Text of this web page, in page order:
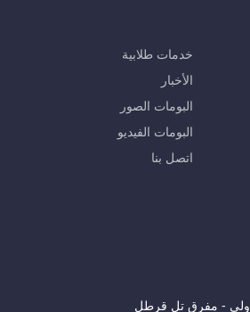
خدمات طلابية
الأخبار
البومات الصور
البومات الفيديو
اتصل بنا
- مفرق تل قرطل